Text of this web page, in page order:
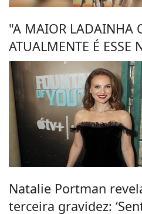
"A MAIOR LADAINHA
ATUALMENTE É ESSE
Natalie Portman
terceira gravidez: